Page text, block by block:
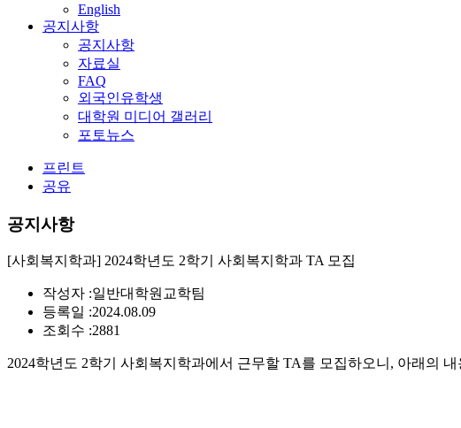
English
공지사항
공지사항
자료실
FAQ
외국인유학생
대학원 미디어 갤러리
포토뉴스
프린트
공유
공지사항
[사회복지학과] 2024학년도 2학기 사회복지학과 TA 모집
작성자 :일반대학원교학팀
등록일 :2024.08.09
조회수 :2881
2024학년도 2학기 사회복지학과에서 근무할 TA를 모집하오니, 아래의